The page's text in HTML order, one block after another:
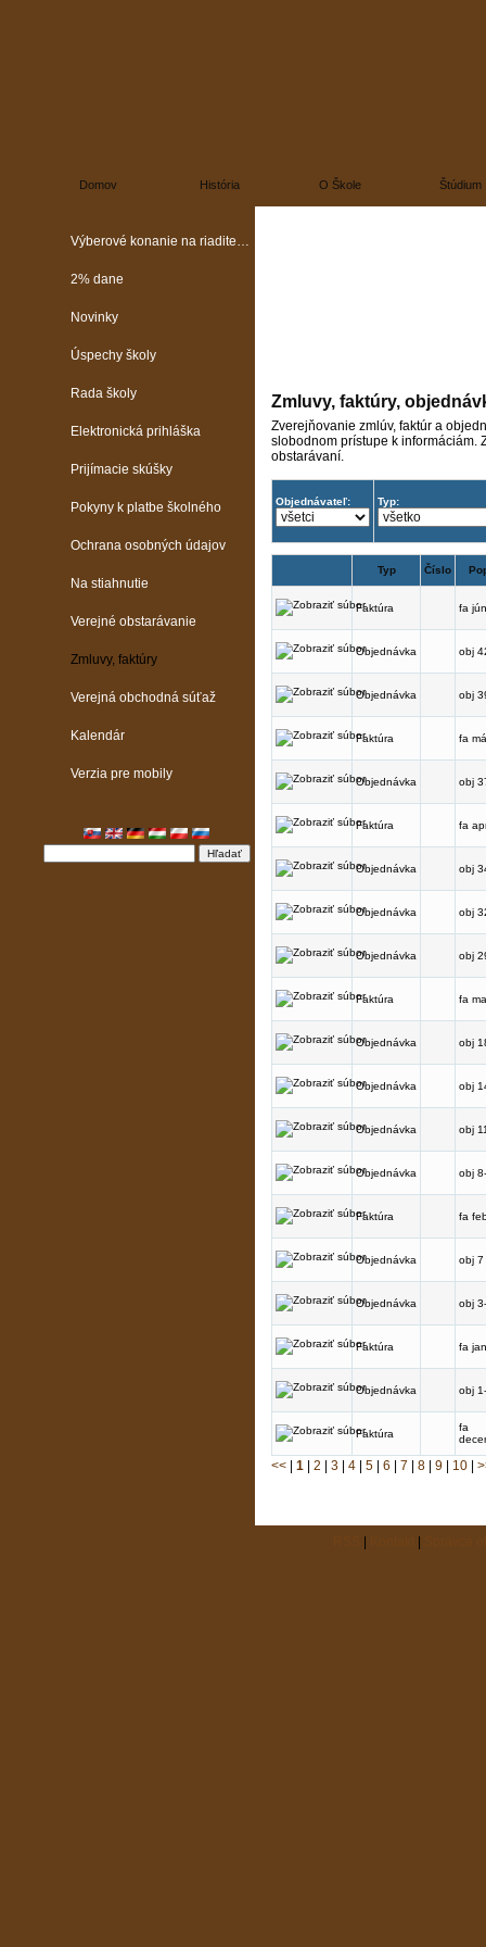
Domov História O Škole Štúdium
Výberové konanie na riaditeľa školy
2% dane
Novinky
Úspechy školy
Rada školy
Elektronická prihláška
Prijímacie skúšky
Pokyny k platbe školného
Ochrana osobných údajov
Na stiahnutie
Verejné obstarávanie
Zmluvy, faktúry
Verejná obchodná súťaž
Kalendár
Verzia pre mobily
Zmluvy, faktúry,
Zverejňovanie zmlúv, faktúr a
slobodnom prístupe k informáciám.
obstarávaní.
Objednávateľ: Typ:
Typ Číslo
Faktúra fa jún
Objednávka obj
Objednávka obj
Faktúra fa
Objednávka obj
Faktúra fa
Objednávka obj
Objednávka obj
Objednávka obj
Faktúra fa
Objednávka obj
Objednávka obj
Objednávka obj
Objednávka obj
Faktúra fa
Objednávka obj 7
Objednávka obj
Faktúra fa
Objednávka obj
Faktúra
fa
<< 1 2 3 4 5 6 7 8 9 10